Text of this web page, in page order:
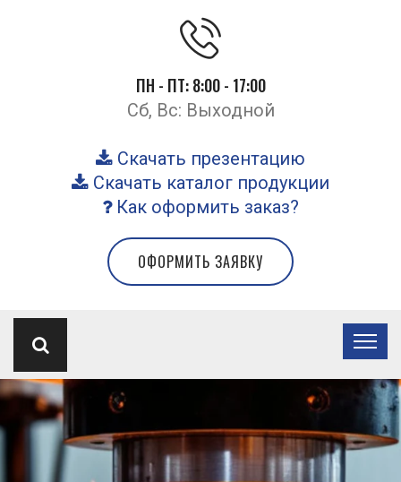
ПН - ПТ: 8:00 - 17:00
Сб, Вс: Выходной
Скачать презентацию
Скачать каталог продукции
Как оформить заказ?
ОФОРМИТЬ ЗАЯВКУ